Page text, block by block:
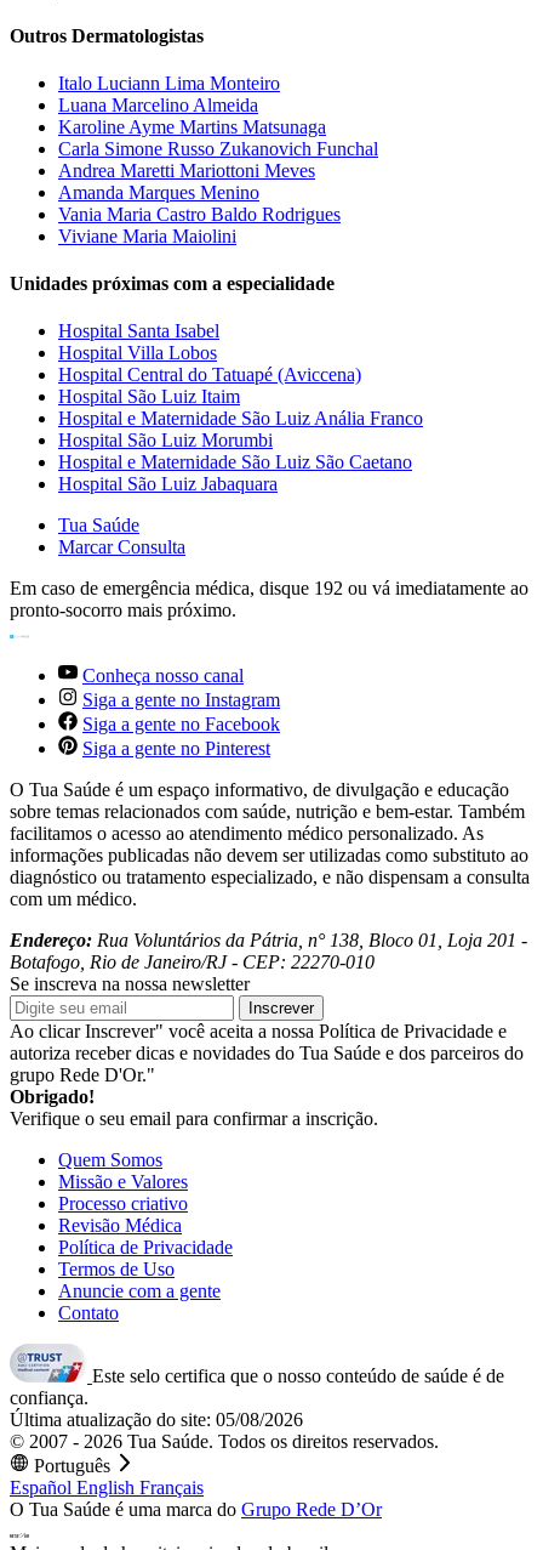
Outros Dermatologistas
Italo Luciann Lima Monteiro
Luana Marcelino Almeida
Karoline Ayme Martins Matsunaga
Carla Simone Russo Zukanovich Funchal
Andrea Maretti Mariottoni Meves
Amanda Marques Menino
Vania Maria Castro Baldo Rodrigues
Viviane Maria Maiolini
Unidades próximas com a especialidade
Hospital Santa Isabel
Hospital Villa Lobos
Hospital Central do Tatuapé (Aviccena)
Hospital São Luiz Itaim
Hospital e Maternidade São Luiz Anália Franco
Hospital São Luiz Morumbi
Hospital e Maternidade São Luiz São Caetano
Hospital São Luiz Jabaquara
Tua Saúde
Marcar Consulta
Em caso de emergência médica, disque 192 ou vá imediatamente ao
pronto-socorro mais próximo.
Conheça nosso canal
Siga a gente no Instagram
Siga a gente no Facebook
Siga a gente no Pinterest
O Tua Saúde é um espaço informativo, de divulgação e educação
sobre temas relacionados com saúde, nutrição e bem-estar. Também
facilitamos o acesso ao atendimento médico personalizado. As
informações publicadas não devem ser utilizadas como substituto ao
diagnóstico ou tratamento especializado, e não dispensam a consulta
com um médico.
Endereço: Rua Voluntários da Pátria, n° 138, Bloco 01, Loja 201 -
Botafogo, Rio de Janeiro/RJ - CEP: 22270-010
Se inscreva na nossa newsletter
Inscrever
Ao clicar Inscrever" você aceita a nossa Política de Privacidade e
autoriza receber dicas e novidades do Tua Saúde e dos parceiros do
grupo Rede D'Or."
Obrigado!
Verifique o seu email para confirmar a inscrição.
Quem Somos
Missão e Valores
Processo criativo
Revisão Médica
Política de Privacidade
Termos de Uso
Anuncie com a gente
Contato
Este selo certifica que o nosso conteúdo de saúde é de
confiança.
Última atualização do site: 05/08/2026
© 2007 - 2026 Tua Saúde. Todos os direitos reservados.
Português
Español English Français
O Tua Saúde é uma marca do Grupo Rede D’Or